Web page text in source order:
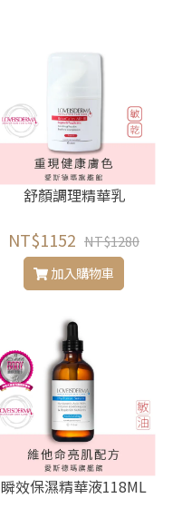
舒顏調理精華乳
NT$1152 NT$1280
加入購物車
瞬效保濕精華液118ML